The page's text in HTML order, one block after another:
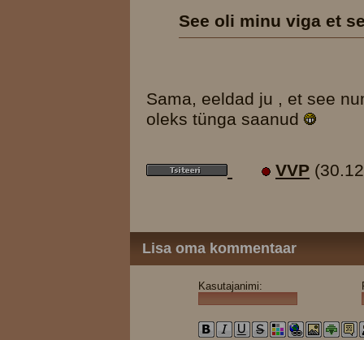
See oli minu viga et
Sama, eeldad ju , et see
oleks tünga saanud
VVP
Lisa oma kommentaar
Kasutajanimi: